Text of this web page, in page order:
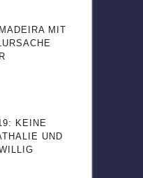
MIT
KEINE
UND